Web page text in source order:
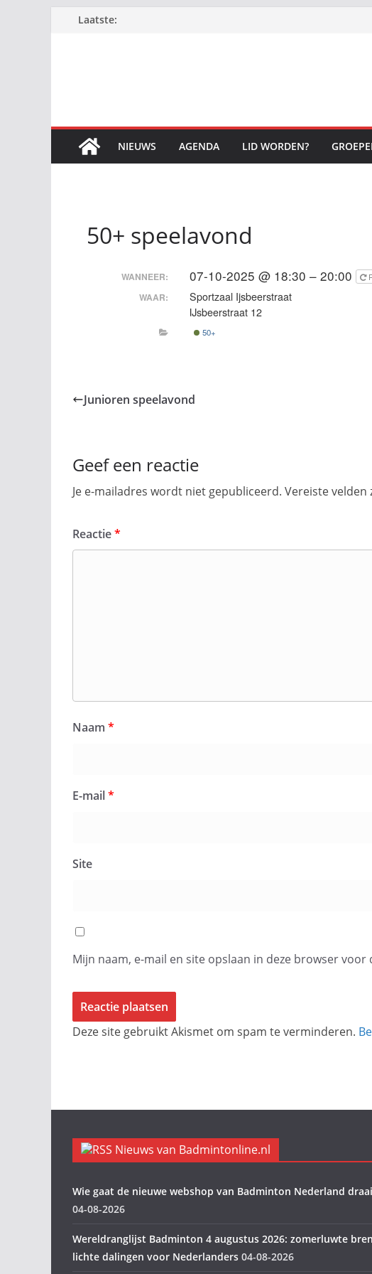
Laatste:
NIEUWS AGENDA LID WORDEN?
50+ speelavond
WANNEER: 07-10-2025 @ 18:30 – 20:00
WAAR:
Sportzaal Ijsbeerstraat
IJsbeerstraat 12
50+
Junioren speelavond
Geef een reactie
Je e-mailadres wordt niet gepubliceerd. Vereiste
Reactie*
Naam *
E-mail*
Site
Mijn naam, e-mail en site opslaan in deze browser
Deze site gebruikt Akismet om spam te verminderen.
Nieuws van Badmintonline.nl
Wie gaat de nieuwe webshop van Badminton Nederland
04-08-2026
Wereldranglijst Badminton 4 augustus 2026: zomerluwte
lichte dalingen voor Nederlanders 04-08-2026